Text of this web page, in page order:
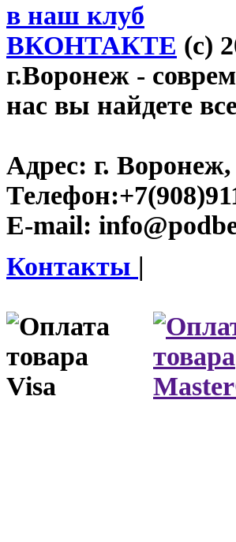
в наш клуб
ВКОНТАКТЕ (c)
г.Воронеж -
нас вы найдете
Адрес: г.
Телефон:
E-mail:
Контакты |